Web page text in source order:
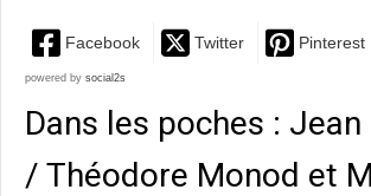
Facebook Twitter Pinterest
powered by social2s
Dans les poches :
/ Théodore Monod et